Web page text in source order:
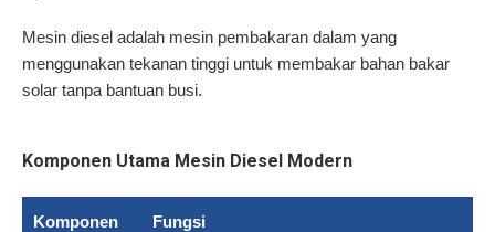
Mesin diesel adalah mesin pembakaran dalam yang
menggunakan tekanan tinggi untuk membakar bahan bakar
solar tanpa bantuan busi.
Komponen Utama Mesin Diesel Modern
Komponen Fungsi